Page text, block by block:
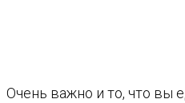
Очень важно и то, что вы